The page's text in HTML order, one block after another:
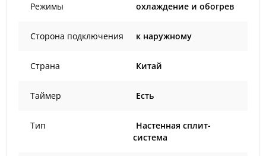
Режимы охлаждение и обогрев
Сторона подключения к наружному
Страна Китай
Таймер Есть
Тип
Настенная сплит-
система